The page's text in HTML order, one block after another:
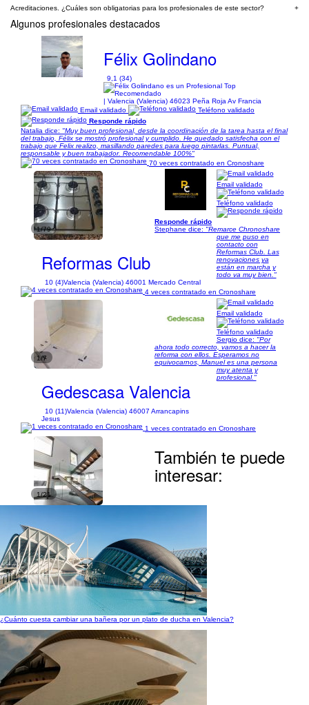
Acreditaciones. ¿Cuáles son obligatorias para los profesionales de este sector?
+
Algunos profesionales destacados
Félix Golindano
9,1 (34)
| Valencia (Valencia) 46023 Peña Roja Av Francia
Email validado
Teléfono validado
Responde rápido
Natalia dice: "Muy buen profesional, desde la coordinación de la tarea hasta el final
del trabajo, Félix se mostró profesional y cumplido. He quedado satisfecha con el
trabajo que Felix realizo, masillando paredes para luego pintarlas. Puntual,
responsable y buen trabajador. Recomendable 100%"
70 veces contratado en Cronoshare
1/79
Reformas Club
10 (4)Valencia (Valencia) 46001 Mercado Central
Email validado
Teléfono validado
Responde rápido
Stephane dice: "Remarce Chronoshare
que me puso en
contacto con
Reformas Club. Las
renovaciones ya
están en marcha y
todo va muy bien."
4 veces contratado en Cronoshare
1/7
Gedescasa Valencia
10 (11)Valencia (Valencia) 46007 Arrancapins
Jesus
Email validado
Teléfono validado
Sergio dice: "Por
ahora todo correcto, vamos a hacer la
reforma con ellos. Esperamos no
equivocarnos, Manuel es una persona
muy atenta y
profesional."
1 veces contratado en Cronoshare
1/21
También te puede
interesar:
¿Cuánto cuesta cambiar una bañera por un plato de ducha en Valencia?